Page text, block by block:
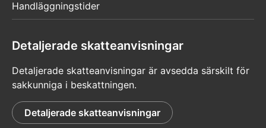
Handläggningstider
Detaljerade skatteanvisningar
Detaljerade skatteanvisningar är avsedda särskilt för
sakkunniga i beskattningen.
Detaljerade skatteanvisningar